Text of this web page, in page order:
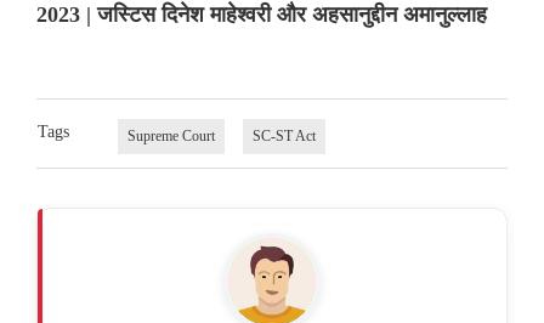
2023 | जस्टिस दिनेश माहेश्वरी और अहसानुद्दीन अमानुल्लाह
Tags Supreme Court SC-ST Act